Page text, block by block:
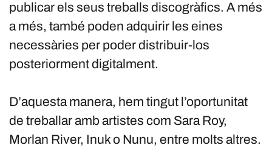
publicar els seus treballs discogràfics. A més
a més, també poden adquirir les eines
necessàries per poder distribuir-los
posteriorment digitalment.
D’aquesta manera, hem tingut l’oportunitat
de treballar amb artistes com Sara Roy,
Morlan River, Inuk o Nunu, entre molts altres.